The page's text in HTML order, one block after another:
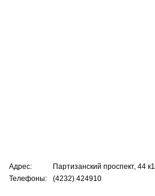
Адрес:
Партизанский проспект, 44 к1
Телефоны:
(4232) 424910